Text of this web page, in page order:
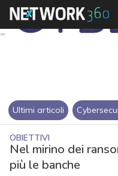
Ultimi articoli
OBIETTIVI
Nel mirino dei
più le banche